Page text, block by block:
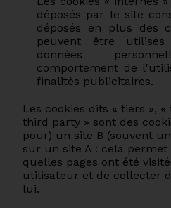
déposés par le site
déposés en plus des
peuvent être
données
comportement de
finalités publicitaires.
Les cookies dits « tiers »,
third party » sont des
pour) un site B (souvent
sur un site A : cela permet
quelles pages ont été
utilisateur et de collecter
lui.